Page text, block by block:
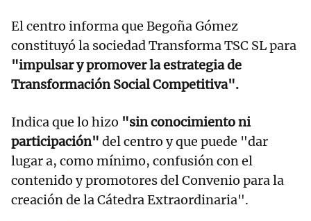
El centro informa que Begoña Gómez
constituyó la sociedad Transforma TSC SL para
"impulsar y promover la estrategia de
Transformación Social Competitiva".
Indica que lo hizo "sin conocimiento ni
participación" del centro y que puede "dar
lugar a, como mínimo, confusión con el
contenido y promotores del Convenio para la
creación de la Cátedra Extraordinaria".